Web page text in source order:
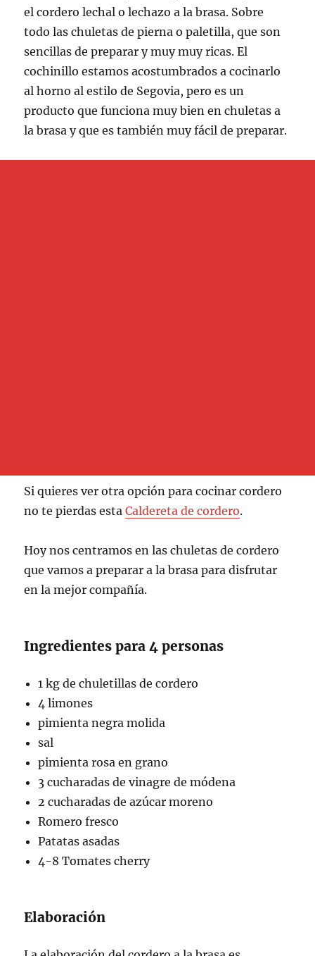
el cordero lechal o lechazo a la brasa. Sobre
todo las chuletas de pierna o paletilla, que son
sencillas de preparar y muy muy ricas. El
cochinillo estamos acostumbrados a cocinarlo
al horno al estilo de Segovia, pero es un
producto que funciona muy bien en chuletas a
la brasa y que es también muy fácil de preparar.
Si quieres ver otra opción para cocinar cordero
no te pierdas estaCaldereta de cordero.
Hoy nos centramos en las chuletas de cordero
que vamos a preparar a la brasa para disfrutar
en la mejor compañía.
Ingredientes para 4 personas
1 kg de chuletillas de cordero
4 limones
pimienta negra molida
sal
pimienta rosa en grano
3 cucharadas de vinagre de módena
2 cucharadas de azúcar moreno
Romero fresco
Patatas asadas
4-8 Tomates cherry
Elaboración